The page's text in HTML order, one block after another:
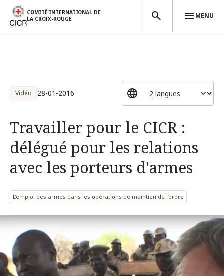
COMITÉ INTERNATIONAL DE
LA CROIX-ROUGE
MENU
Vidéo 28-01-2016
Travailler pour le CICR :
délégué pour les relations
avec les porteurs d'armes
L’emploi des armes dans les opérations de maintien de l’ordre